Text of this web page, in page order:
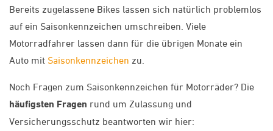
Bereits zugelassene Bikes lassen sich natürlich problemlos
auf ein Saisonkennzeichen umschreiben. Viele
Motorradfahrer lassen dann für die übrigen Monate ein
Auto mit Saisonkennzeichen zu.
Noch Fragen zum Saisonkennzeichen für Motorräder? Die
häufigsten Fragen rund um Zulassung und
Versicherungsschutz beantworten wir hier: